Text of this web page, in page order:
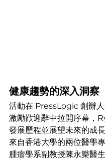
健康趨勢的深入洞察
活動在 PressLogic 創辦
激勵歡迎辭中拉開序幕，
發展歷程並展望未來的成
來自香港大學的兩位醫學
腫瘤學系副教授陳永樂醫